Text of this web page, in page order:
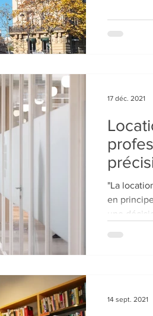
TVA
"La
en principe
une
17 déc. 2021
14 sept. 2021